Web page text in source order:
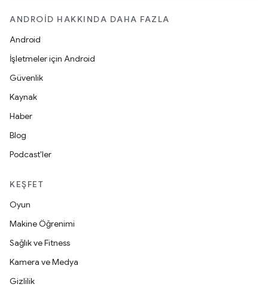
ANDROID HAKKINDA DAHA FAZLA
Android
İşletmeler için Android
Güvenlik
Kaynak
Haber
Blog
Podcast'ler
KEŞFET
Oyun
Makine Öğrenimi
Sağlık ve Fitness
Kamera ve Medya
Gizlilik